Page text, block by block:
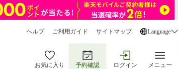
ヘルプ ご利用ガイド サイトマップ Language
お気に入り 予約確認 ログイン メニュー